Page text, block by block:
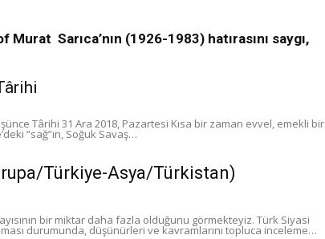
Murat Sarıca’nın (1926-1983) hatırasını saygı,
Târihi 31 Ara 2018, Pazartesi Kısa bir zaman evvel, emekli bir
“sağ”ın, Soğuk Savaş…
Türkiye-Asya/Türkistan)
bir miktar daha fazla olduğunu görmekteyiz. Türk Siyasi
durumunda, düşünürleri ve kavramlarını topluca inceleme…